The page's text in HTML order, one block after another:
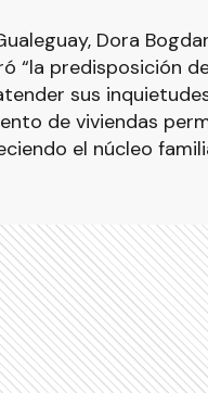
Dora
“la predisposición
sus
de viviendas
el núcleo